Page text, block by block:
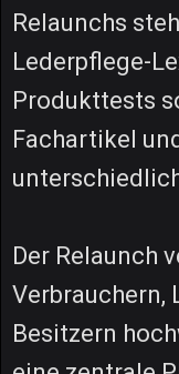
Relaunchs
Lederpflege-
Produkttests
Fachartikel
Der Relaunch
Verbrauchern,
Besitzern